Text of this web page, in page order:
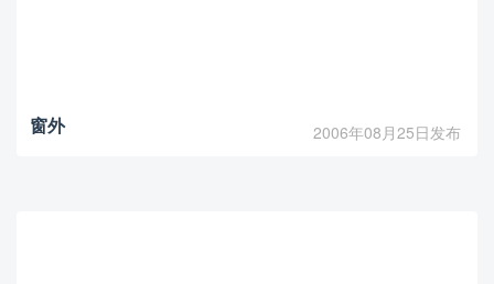
窗外 2006年08月25日发布